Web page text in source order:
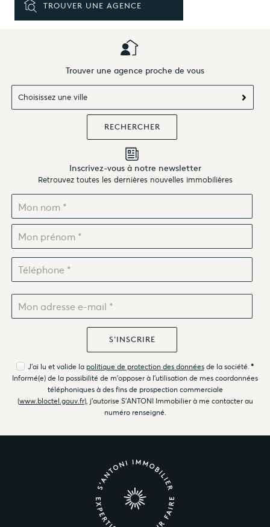
TROUVER UNE AGENCE
Trouver une agence proche de vous
Choisissez une ville
Inscrivez-vous à notre newsletter
Retrouvez toutes les dernières nouvelles immobilières
J'ai lu et valide la politique de protection des donnéesde la société. *
Informé(e) de la possibilité de m'opposer à l'utilisation de mes coordonnées
téléphoniques à des fins de prospection commerciale
(www.bloctel.gouv.fr), j'autorise S'ANTONI Immobilier à me contacter au
numéro renseigné.